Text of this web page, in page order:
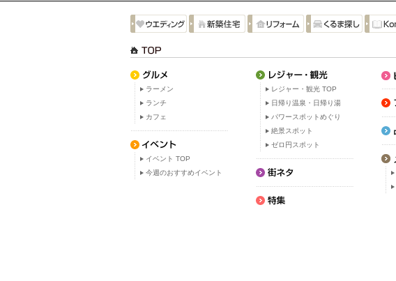
ラーメン
ランチ
カフェ
イベント TOP
今週のおすすめイベント
レジャー・観光 TOP
日帰り温泉・日帰り湯
パワースポットめぐり
絶景スポット
ゼロ円スポット